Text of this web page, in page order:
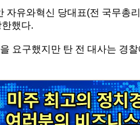
자유와혁신 당대표(전 국무총
했다.
요구했지만 탄 전 대사는 경